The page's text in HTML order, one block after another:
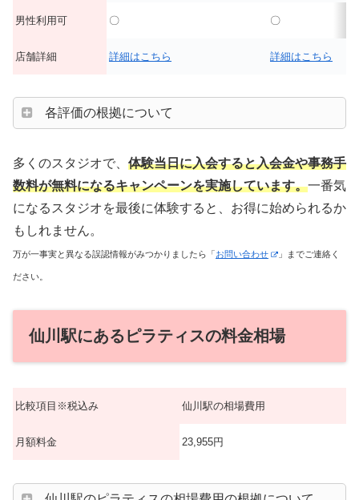
男性利用可 〇 〇
店舗詳細 詳細はこちら 詳細はこちら
各評価の根拠について
多くのスタジオで、 体験当日に入会すると入会金や事務手
数料が無料になるキャンペーンを実施しています。一番気
になるスタジオを最後に体験すると、お得に始められるか
もしれません。
万が一事実と異なる誤認情報がみつかりましたら「 お問い合わせ 」までご連絡く
ださい。
仙川駅にあるピラティスの料金相場
比較項目※税込み 仙川駅の相場費用
月額料金 23,955円